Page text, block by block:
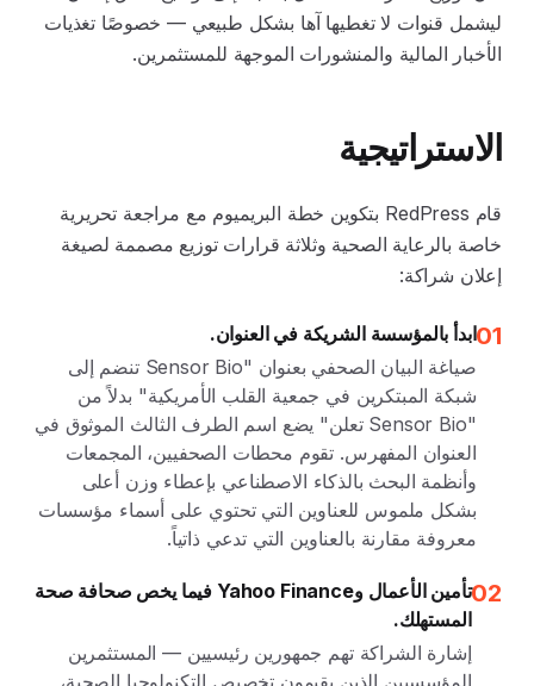
ليشمل قنوات لا تغطيها آها بشكل طبيعي — خصوصًا تغذيات
الأخبار المالية والمنشورات الموجهة للمستثمرين.
الاستراتيجية
قام RedPress بتكوين خطة البريميوم مع مراجعة تحريرية
خاصة بالرعاية الصحية وثلاثة قرارات توزيع مصممة لصيغة
إعلان شراكة:
01ابدأ بالمؤسسة الشريكة في العنوان.
صياغة البيان الصحفي بعنوان "Sensor Bio تنضم إلى
شبكة المبتكرين في جمعية القلب الأمريكية" بدلاً من
"Sensor Bio تعلن" يضع اسم الطرف الثالث الموثوق في
العنوان المفهرس. تقوم محطات الصحفيين، المجمعات
وأنظمة البحث بالذكاء الاصطناعي بإعطاء وزن أعلى
بشكل ملموس للعناوين التي تحتوي على أسماء مؤسسات
معروفة مقارنة بالعناوين التي تدعي ذاتياً.
02
تأمين الأعمال وYahoo Finance فيما يخص صحافة صحة
المستهلك.
إشارة الشراكة تهم جمهورين رئيسيين — المستثمرين
المؤسسيين الذين يقيمون تخصيص التكنولوجيا الصحية،